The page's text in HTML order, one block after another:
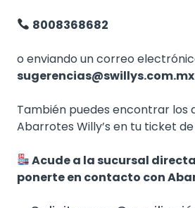
8008368682
o enviando un correo
sugerencias@swillys.com.mx
También puedes encontrar los
Abarrotes Willy’s en tu ticket
Acude a la sucursal
ponerte en contacto con